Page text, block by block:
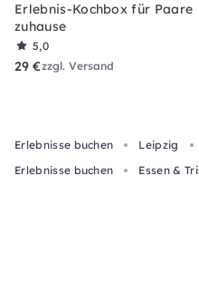
Erlebnis-Kochbox für Paare
zuhause
5,0
29 €zzgl. Versand
Erlebnisse buchen Leipzig
Erlebnisse buchen
Essen &